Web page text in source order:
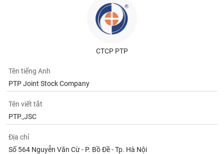
CTCP PTP
Tên tiếng Anh
PTP Joint Stock Company
Tên viết tắt
PTP.,JSC
Địa chỉ
Số 564 Nguyễn Văn Cừ - P. Bồ Đề - Tp. Hà Nội